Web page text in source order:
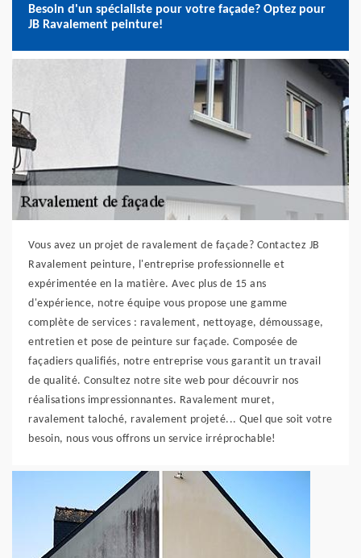
Besoin d'un spécialiste pour votre façade? Optez pour
JB Ravalement peinture!
Vous avez un projet de ravalement de façade? Contactez JB
Ravalement peinture, l'entreprise professionnelle et
expérimentée en la matière. Avec plus de 15 ans
d'expérience, notre équipe vous propose une gamme
complète de services : ravalement, nettoyage, démoussage,
entretien et pose de peinture sur façade. Composée de
façadiers qualifiés, notre entreprise vous garantit un travail
de qualité. Consultez notre site web pour découvrir nos
réalisations impressionnantes. Ravalement muret,
ravalement taloché, ravalement projeté... Quel que soit votre
besoin, nous vous offrons un service irréprochable!